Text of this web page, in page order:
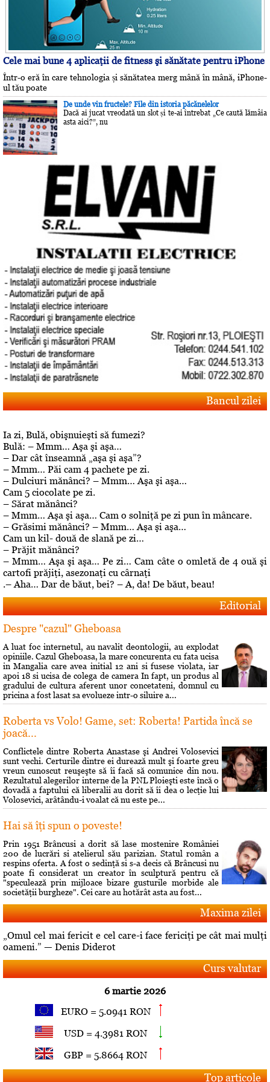
Cele mai bune 4 aplicaţii de fitness şi sănătate pentru iPhone
Într-o eră în care tehnologia și sănătatea merg mână în mână, iPhone-
ul tău poate
De unde vin fructele? File din istoria păcănelelor
Dacă ai jucat vreodată un slot și te-ai întrebat „Ce caută lămâia
asta aici?”, nu
Bancul zilei
Ia zi, Bulă, obişnuieşti să fumezi?
Bulă: – Mmm… Aşa şi aşa…
– Dar cât înseamnă „aşa şi aşa”?
– Mmm… Păi cam 4 pachete pe zi.
– Dulciuri mănânci? – Mmm… Aşa şi aşa…
Cam 5 ciocolate pe zi.
– Sărat mănânci?
– Mmm… Aşa şi aşa… Cam o solniţă pe zi pun în mâncare.
– Grăsimi mănânci? – Mmm… Aşa şi aşa…
Cam un kil- două de slană pe zi…
– Prăjit mănânci?
– Mmm… Aşa şi aşa… Pe zi… Cam câte o omletă de 4 ouă şi
cartofi prăjiţi, asezonaţi cu cârnaţi
.– Aha… Dar de băut, bei? – A, da! De băut, beau!
Editorial
Despre "cazul" Gheboasa
A luat foc internetul, au navalit deontologii, au explodat
opiniile. Cazul Gheboasa, la mare concurenta cu fata ucisa
in Mangalia care avea initial 12 ani si fusese violata, iar
apoi 18 si ucisa de colega de camera In fapt, un produs al
gradului de cultura aferent unor concetateni, domnul cu
pricina a fost lasat sa evolueze intr-o siluire a...
Roberta vs Volo! Game, set: Roberta! Partida încă se
joacă...
Conflictele dintre Roberta Anastase şi Andrei Volosevici
sunt vechi. Certurile dintre ei durează mult şi foarte greu
vreun cunoscut reuşeşte să îi facă să comunice din nou.
Rezultatul alegerilor interne de la PNL Ploieşti este încă o
dovadă a faptului că liberalii au dorit să îi dea o lecţie lui
Volosevici, arâtându-i voalat că nu este pe...
Hai să îţi spun o poveste!
Prin 1951 Brâncusi a dorit să lase mostenire României
200 de lucrări si atelierul său parizian. Statul român a
respins oferta. A fost o sedinţă si s-a decis că Brâncusi nu
poate fi considerat un creator în sculptură pentru că
"speculează prin mijloace bizare gusturile morbide ale
societăţii burgheze". Cei care au hotărât asta au fost...
Maxima zilei
„Omul cel mai fericit e cel care-i face fericiţi pe cât mai mulţi
oameni.” — Denis Diderot
Curs valutar
6 martie 2026
EURO = 5.0941 RON
USD = 4.3981 RON
GBP = 5.8664 RON
Top articole